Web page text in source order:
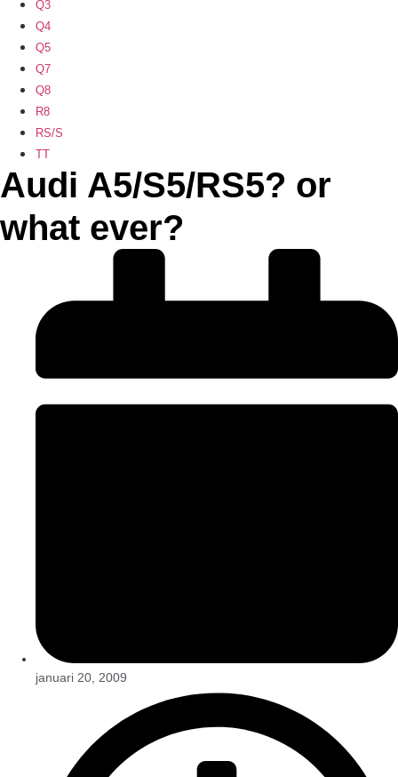
Q3
Q4
Q5
Q7
Q8
R8
RS/S
TT
Audi A5/S5/RS5? or
what ever?
januari 20, 2009